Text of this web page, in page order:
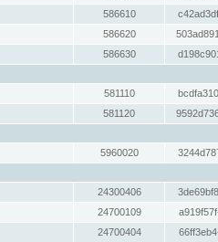
586610
586620
586630
581110
581120
5960020
24300406
24700109
24700404